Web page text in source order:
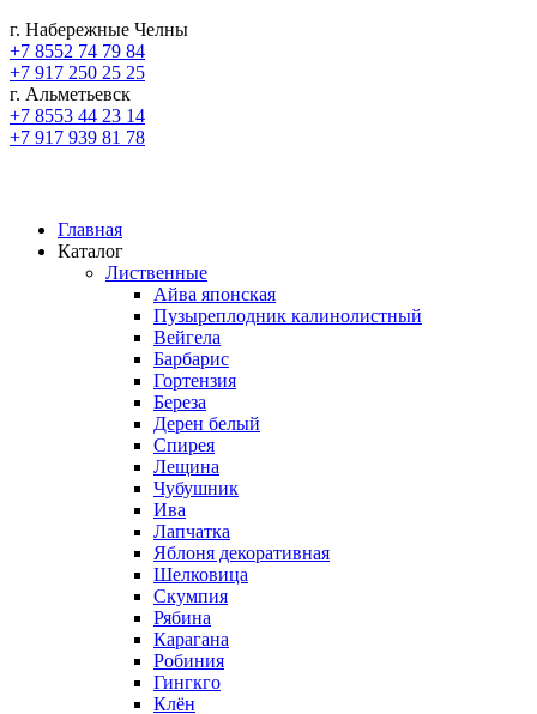
г. Набережные Челны
+7 8552 74 79 84
+7 917 250 25 25
г. Альметьевск
+7 8553 44 23 14
+7 917 939 81 78
Главная
Каталог
Лиственные
Айва японская
Пузыреплодник калинолистный
Вейгела
Барбарис
Гортензия
Береза
Дерен белый
Спирея
Лещина
Чубушник
Ива
Лапчатка
Яблоня декоративная
Шелковица
Скумпия
Рябина
Карагана
Робиния
Гингкго
Клён